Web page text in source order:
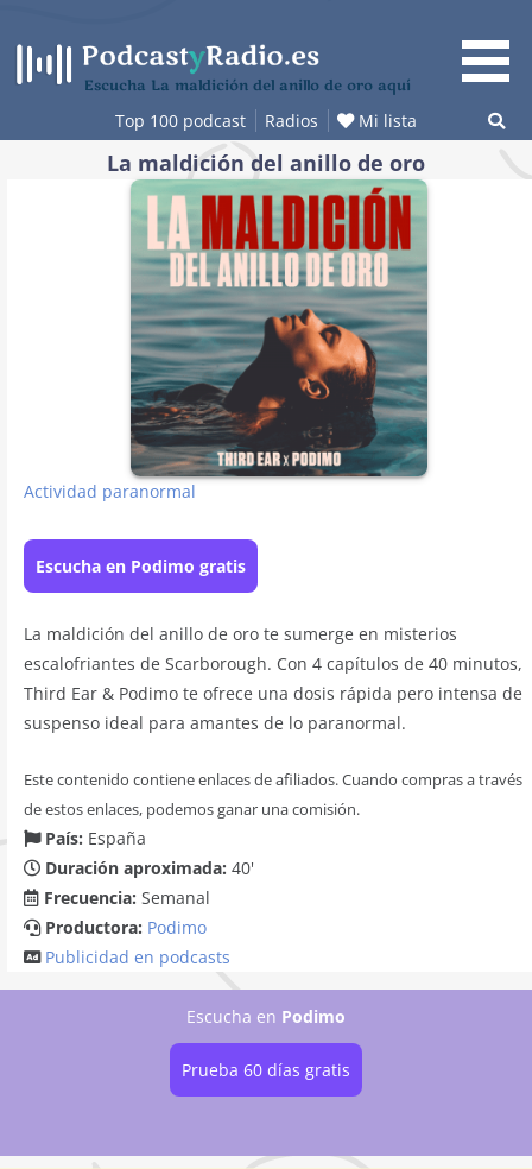
contenido
Escucha La maldición del anillo de oro aquí
Top 100 podcast Radios Mi lista
La maldición del anillo de oro
Actividad paranormal
Escucha en Podimo gratis
La maldición del anillo de oro te sumerge en misterios
escalofriantes de Scarborough. Con 4 capítulos de 40 minutos,
Third Ear & Podimo te ofrece una dosis rápida pero intensa de
suspenso ideal para amantes de lo paranormal.
Este contenido contiene enlaces de afiliados. Cuando compras a través
de estos enlaces, podemos ganar una comisión.
País: España
Duración aproximada: 40'
Frecuencia: Semanal
Productora: Podimo
Publicidad en podcasts
Escucha en Podimo
Prueba 60 días gratis